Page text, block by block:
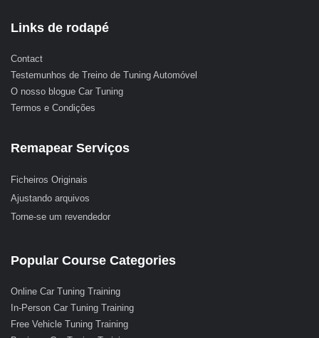
Links de rodapé
Contact
Testemunhos de Treino de Tuning Automóvel
O nosso blogue Car Tuning
Termos e Condições
Remapear Serviços
Ficheiros Originais
Ajustando arquivos
Torne-se um revendedor
Popular Course Categories
Online Car Tuning Training
In-Person Car Tuning Training
Free Vehicle Tuning Training